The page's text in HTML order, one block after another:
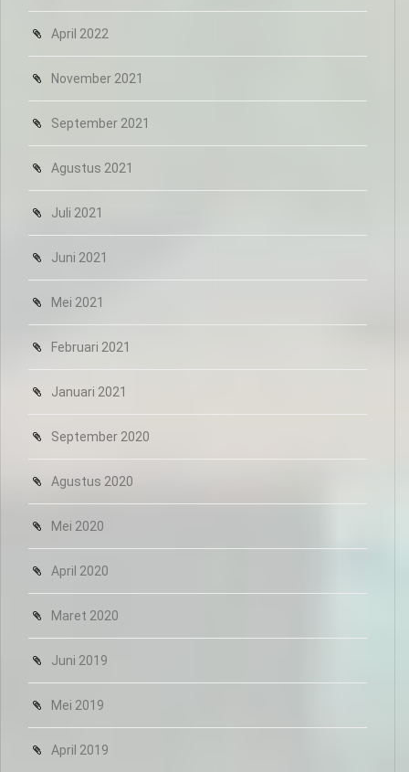
April 2022
November 2021
September 2021
Agustus 2021
Juli 2021
Juni 2021
Mei 2021
Februari 2021
Januari 2021
September 2020
Agustus 2020
Mei 2020
April 2020
Maret 2020
Juni 2019
Mei 2019
April 2019